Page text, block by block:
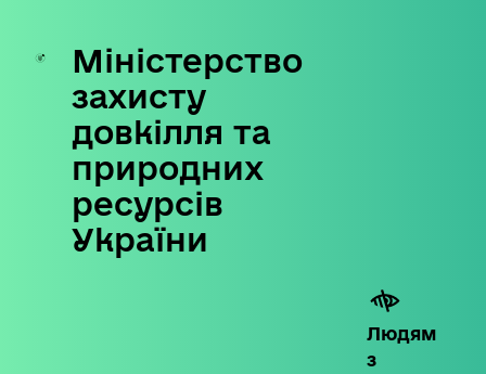
Skip
content
Міністерство
захисту
довкілля та
природних
ресурсів
України
Людям
з